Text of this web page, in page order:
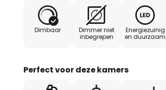
Dimbaar
Dimmer niet
inbegrepen
Energiezuinig
en duurzaam
Perfect voor deze kamers